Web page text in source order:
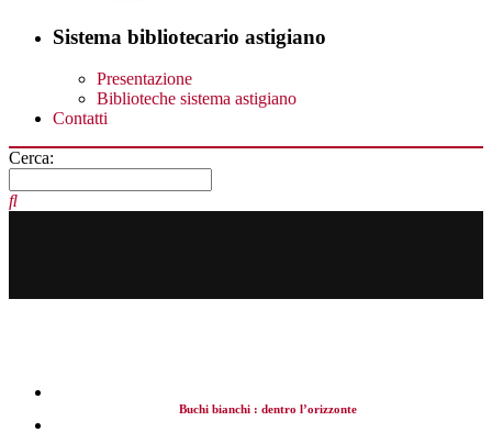
Sistema bibliotecario astigiano
Presentazione
Biblioteche sistema astigiano
Contatti
Cerca:
Buchi bianchi : dentro l’orizzonte